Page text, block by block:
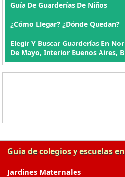
Guía De Guarderías De Niños
¿Cómo Llegar? ¿Dónde Quedan?
Elegir Y Buscar Guarderías En
De Mayo, Interior Buenos Aires,
Guia de colegios y escuelas
Jardines Maternales